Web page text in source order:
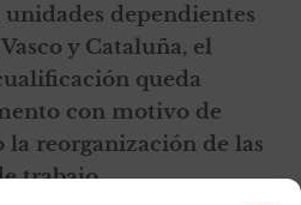
dependientes
y Cataluña, el
queda
con motivo de
reorganización de las
trabajo.